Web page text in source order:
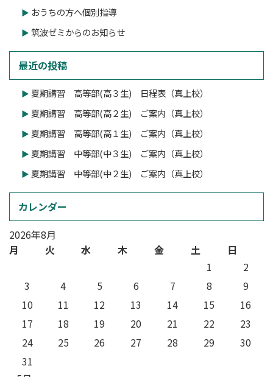
おうちの方へ個別指導
筑波ゼミからのお知らせ
最近の投稿
夏期講習 高等部(高３生) 日程表（真上校）
夏期講習 高等部(高２生) ご案内（真上校）
夏期講習 高等部(高１生) ご案内（真上校）
夏期講習 中等部(中３生) ご案内（真上校）
夏期講習 中等部(中２生) ご案内（真上校）
カレンダー
2026年8月
月
火 水 木 金 土
日
1
2
3
4 5 6 7 8
9
10
11 12 13 14 15
16
17
18 19 20 21 22
23
24
25 26 27 28 29
30
31